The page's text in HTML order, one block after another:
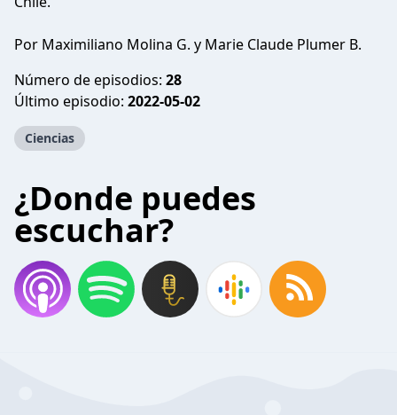
Por Maximiliano Molina G. y Marie Claude Plumer B.
Número de episodios: 28
Último episodio: 2022-05-02
Ciencias
¿Donde puedes
escuchar?